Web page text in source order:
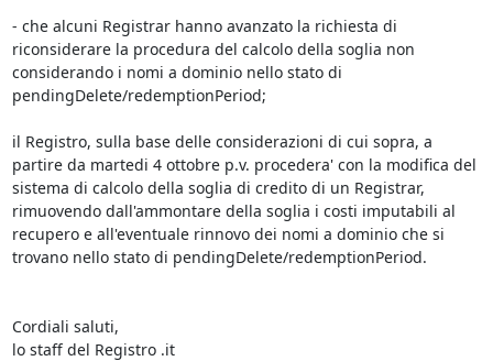
- che alcuni Registrar hanno avanzato la richiesta di
riconsiderare la procedura del calcolo della soglia non
considerando i nomi a dominio nello stato di
pendingDelete/redemptionPeriod;
il Registro, sulla base delle considerazioni di cui sopra, a
partire da martedi 4 ottobre p.v. procedera' con la modifica del
sistema di calcolo della soglia di credito di un Registrar,
rimuovendo dall'ammontare della soglia i costi imputabili al
recupero e all'eventuale rinnovo dei nomi a dominio che si
trovano nello stato di pendingDelete/redemptionPeriod.
Cordiali saluti,
lo staff del Registro .it